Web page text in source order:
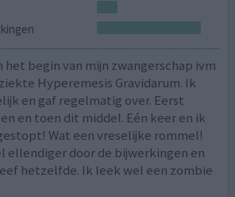
het begin van mijn zwangerschap ivm
Hyperemesis Gravidarum. Ik
en gaf regelmatig over. Eerst
en toen dit middel. Eén keer en ik
Wat een vreselijke rommel!
ellendiger door de bijwerkingen en
hetzelfde. Ik leek wel een zombie